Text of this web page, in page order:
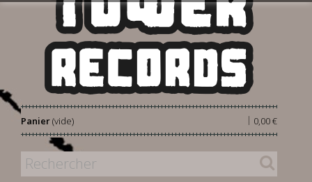
Panier 0,00 €
|
(vide)